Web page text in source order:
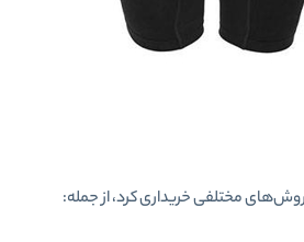
مختلفی خریداری کرد، از جمله: